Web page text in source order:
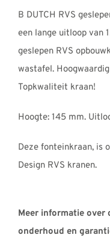
B DUTCH RVS
een lange uitloop van
geslepen RVS
wastafel.
Topkwaliteit kraan!
Hoogte: 145 mm.
Deze fonteinkraan, is
Design RVS kranen.
Meer informatie over
onderhoud en